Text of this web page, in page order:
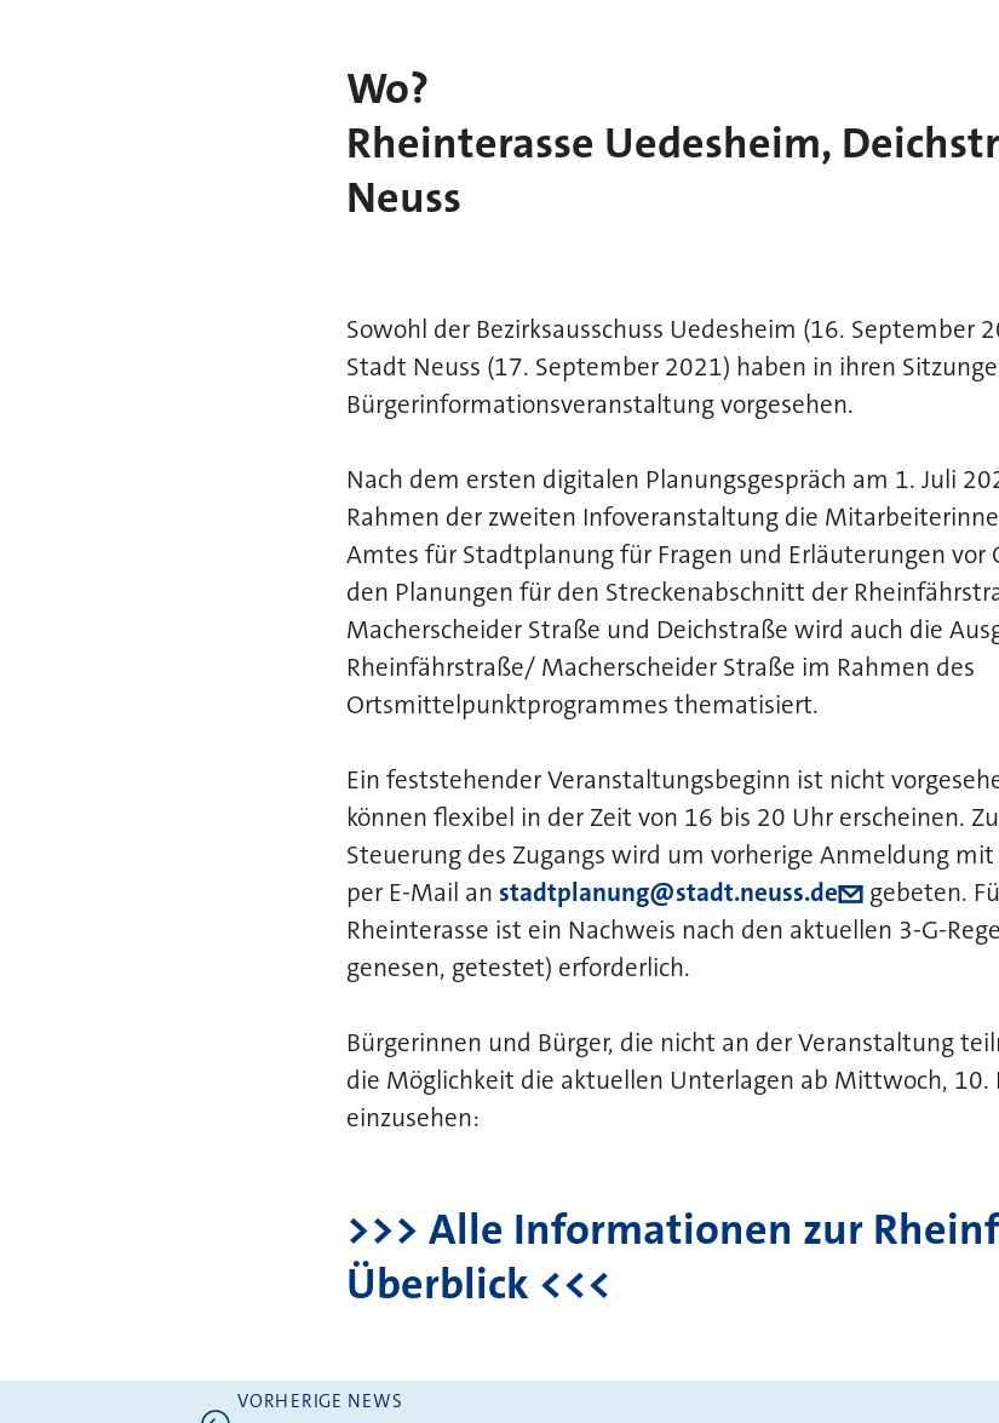
Wo?
Rheinterasse Uedesheim,
Neuss
Sowohl der Bezirksausschuss Uedesheim (16. September
Stadt Neuss (17. September 2021) haben in ihren
Bürgerinformationsveranstaltung vorgesehen.
Nach dem ersten digitalen Planungsgespräch am 1. Juli
Rahmen der zweiten Infoveranstaltung die
Amtes für Stadtplanung für Fragen und Erläuterungen vor
den Planungen für den Streckenabschnitt der
Macherscheider Straße und Deichstraße wird auch die
Rheinfährstraße/ Macherscheider Straße im Rahmen des
Ortsmittelpunktprogrammes thematisiert.
Ein feststehender Veranstaltungsbeginn ist nicht
können flexibel in der Zeit von 16 bis 20 Uhr erscheinen.
Steuerung des Zugangs wird um vorherige Anmeldung
per E-Mail an stadtplanung@stadt.neuss.de
gebeten.
Rheinterasse ist ein Nachweis nach den aktuellen 3-G-
genesen, getestet) erforderlich.
Bürgerinnen und Bürger, die nicht an der Veranstaltung
die Möglichkeit die aktuellen Unterlagen ab Mittwoch, 10.
einzusehen:
>>> Alle Informationen zur
Überblick <<<
VORHERIGE NEWS